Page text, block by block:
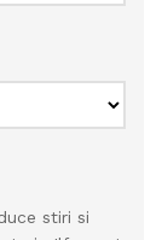
stiri si